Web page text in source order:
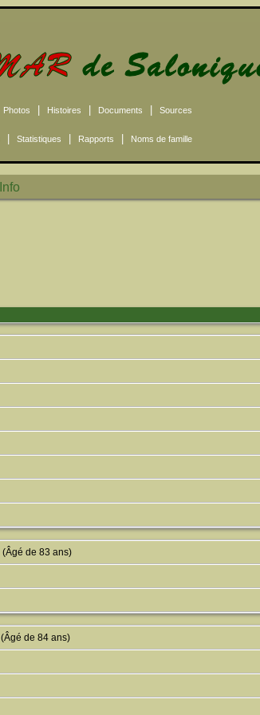
Photos Histoires Documents Sources
Statistiques Rapports Noms de famille
Info
(Âgé de 83 ans)
(Âgé de 84 ans)